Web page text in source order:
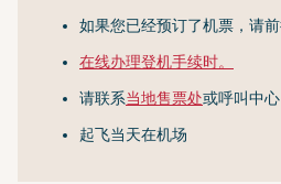
如果您已经预订了机票，请
在线办理登机手续时。
请联系当地售票处或呼叫中
起飞当天在机场